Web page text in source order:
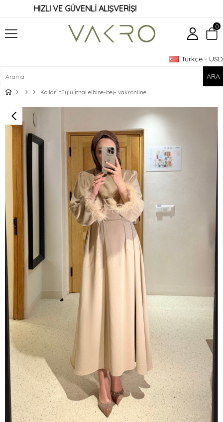
HIZLI VE GÜVENLİ ALIŞVERİŞ!
Türkçe - USD
0
Kolları tüylü i̇thal elbise-bej- vakronline